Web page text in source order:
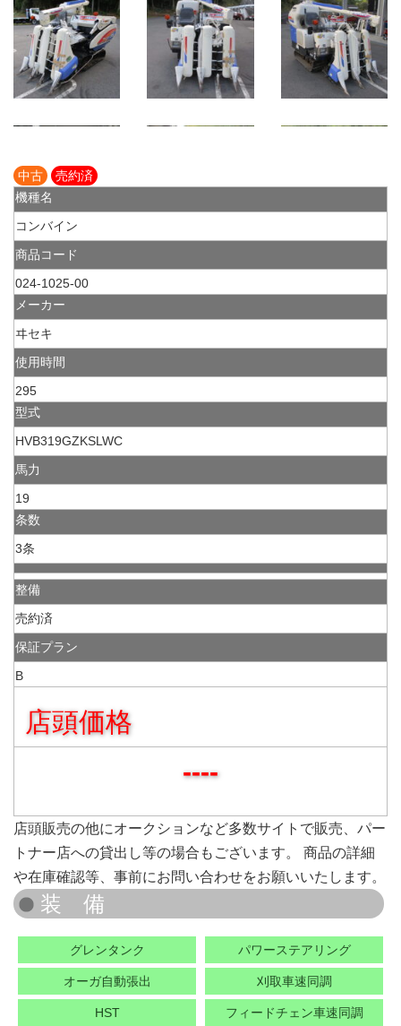
中古
売約済
機種名
コンバイン
商品コード
024-1025-00
メーカー
ヰセキ
使用時間
295
型式
HVB319GZKSLWC
馬力
19
条数
3条
整備
売約済
保証プラン
B
店頭価格
----
店頭販売の他にオークションなど多数サイトで販売、パー
トナー店への貸出し等の場合もございます。 商品の詳細
や在庫確認等、事前にお問い合わせをお願いいたします。
グレンタンク パワーステアリング
オーガ自動張出 刈取車速同調
HST フィードチェン車速同調